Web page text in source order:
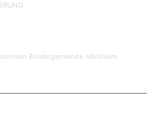
Brüdergemeinde Albisheim